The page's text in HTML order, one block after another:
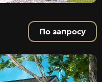
По запросу